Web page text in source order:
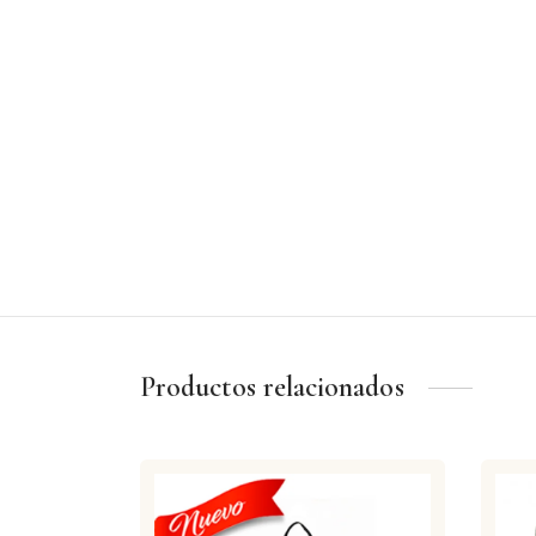
Productos relacionados